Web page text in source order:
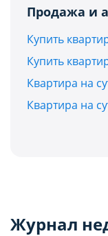
Продажа и
Купить
Купить
Квартира на
Квартира на
Журнал